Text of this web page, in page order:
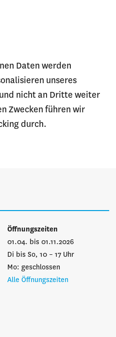
Daten werden
unseres
nicht an Dritte weiter
Zwecken führen wir
durch.
Öffnungszeiten
01.04. bis 01.11.2026
Di bis So, 10 – 17 Uhr
Mo: geschlossen
Alle Öffnungszeiten